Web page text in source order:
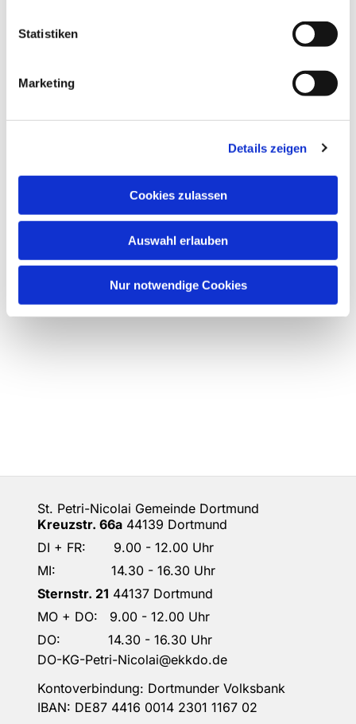
Statistiken
Marketing
Details zeigen
Cookies zulassen
Auswahl erlauben
Nur notwendige Cookies
St. Petri-Nicolai Gemeinde Dortmund
Kreuzstr. 66a 44139 Dortmund
DI + FR: 9.00 - 12.00 Uhr
MI: 14.30 - 16.30 Uhr
Sternstr. 21 44137 Dortmund
MO + DO: 9.00 - 12.00 Uhr
DO: 14.30 - 16.30 Uhr
DO-KG-Petri-Nicolai@ekkdo.de
Kontoverbindung: Dortmunder Volksbank
IBAN: DE87 4416 0014 2301 1167 02